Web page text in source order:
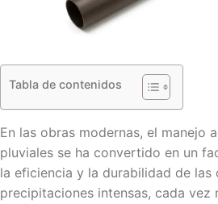
Tabla de contenidos
En las obras modernas, el manejo
pluviales se ha convertido en un
la eficiencia y la durabilidad de las
precipitaciones intensas, cada vez